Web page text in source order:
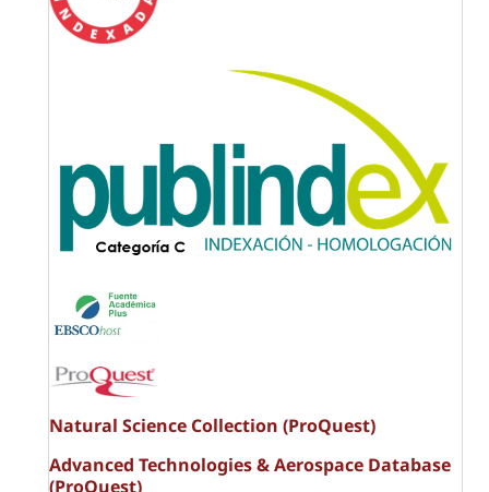
Natural Science Collection (ProQuest)
Advanced Technologies & Aerospace Database
(ProQuest)